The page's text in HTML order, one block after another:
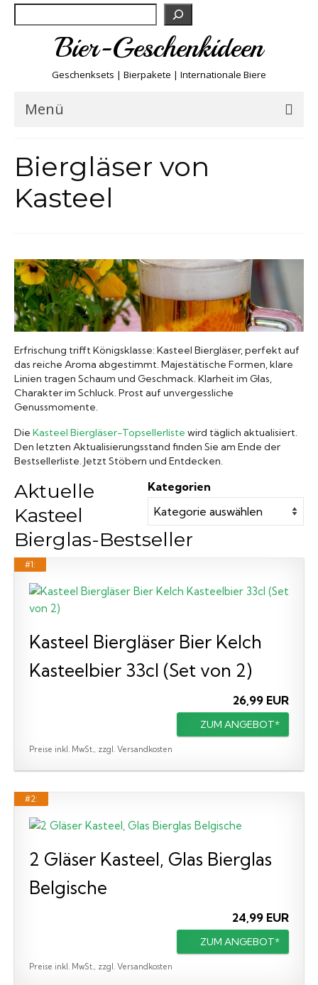
Bier-Geschenkideen
Geschenksets | Bierpakete | Internationale Biere
Menü
Biersorten
Biere A-Z
Biere der Welt
Biergläser
Geschenksets
Biergläser von
Kasteel
Erfrischung trifft Königsklasse: Kasteel Biergläser, perfekt auf
das reiche Aroma abgestimmt. Majestätische Formen, klare
Linien tragen Schaum und Geschmack. Klarheit im Glas,
Charakter im Schluck. Prost auf unvergessliche
Genussmomente.
Die Kasteel Biergläser-Topsellerliste wird täglich aktualisiert.
Den letzten Aktualisierungsstand finden Sie am Ende der
Bestsellerliste. Jetzt Stöbern und Entdecken.
Kategorien
Aktuelle
Kasteel
Bierglas-Bestseller
#1:
Kasteel Biergläser Bier Kelch
Kasteelbier 33cl (Set von 2)
26,99 EUR
ZUM ANGEBOT*
Preise inkl. MwSt., zzgl. Versandkosten
#2:
2 Gläser Kasteel, Glas Bierglas
Belgische
24,99 EUR
ZUM ANGEBOT*
Preise inkl. MwSt., zzgl. Versandkosten